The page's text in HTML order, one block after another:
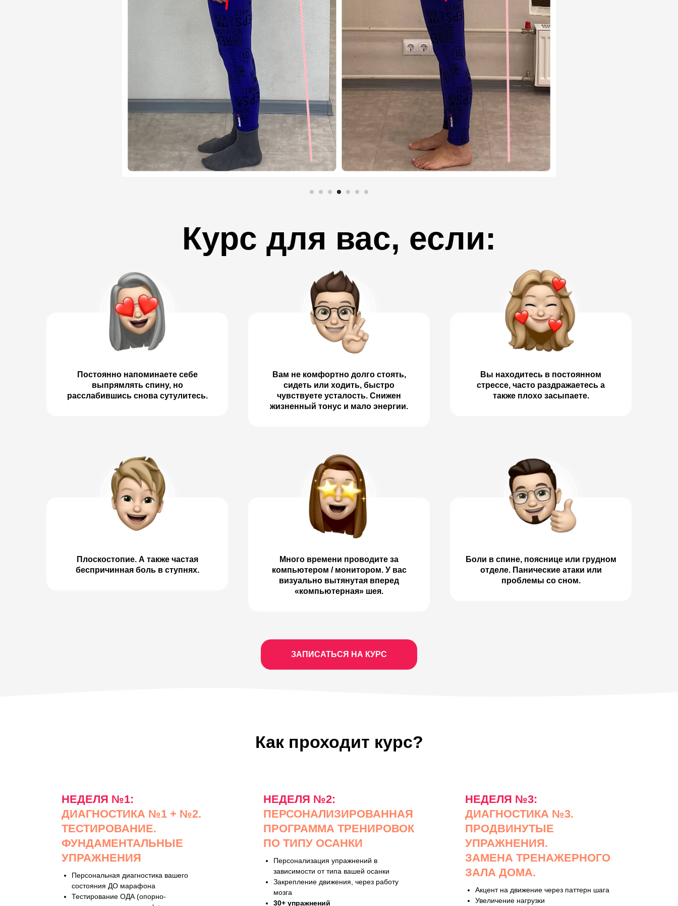
Курс для вас, если:
Постоянно напоминаете себе
выпрямлять спину, но
расслабившись снова сутулитесь.
Вам не комфортно долго стоять,
сидеть или ходить, быстро
чувствуете усталость. Снижен
жизненный тонус и мало энергии.
Вы находитесь в постоянном
стрессе, часто раздражаетесь а
также плохо засыпаете.
Плоскостопие. А также частая
беспричинная боль в ступнях.
Много времени проводите за
компьютером / монитором. У вас
визуально вытянутая вперед
«компьютерная» шея.
Боли в спине, пояснице или грудном
отделе. Панические атаки или
проблемы со сном.
ЗАПИСАТЬСЯ НА КУРС
Как проходит курс?
НЕДЕЛЯ №1:
ДИАГНОСТИКА №1 + №2.
ТЕСТИРОВАНИЕ.
ФУНДАМЕНТАЛЬНЫЕ
УПРАЖНЕНИЯ
Персональная диагностика вашего
состояния ДО марафона
Тестирование ОДА (опорно-
НЕДЕЛЯ №2:
ПЕРСОНАЛИЗИРОВАННАЯ
ПРОГРАММА ТРЕНИРОВОК
ПО ТИПУ ОСАНКИ
Персонализация упражнений в
зависимости от типа вашей осанки
Закрепление движения, через работу
мозга
30+ упражнений
НЕДЕЛЯ №3:
ДИАГНОСТИКА №3.
ПРОДВИНУТЫЕ
УПРАЖНЕНИЯ.
ЗАМЕНА ТРЕНАЖЕРНОГО
ЗАЛА ДОМА.
Акцент на движение через паттерн шага
Увеличение нагрузки